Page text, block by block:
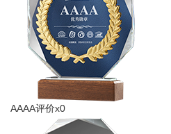
AAAA评价x0